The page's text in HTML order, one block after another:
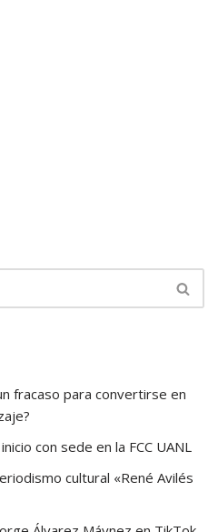
fracaso para convertirse en
con sede en la FCC UANL
cultural «René Avilés